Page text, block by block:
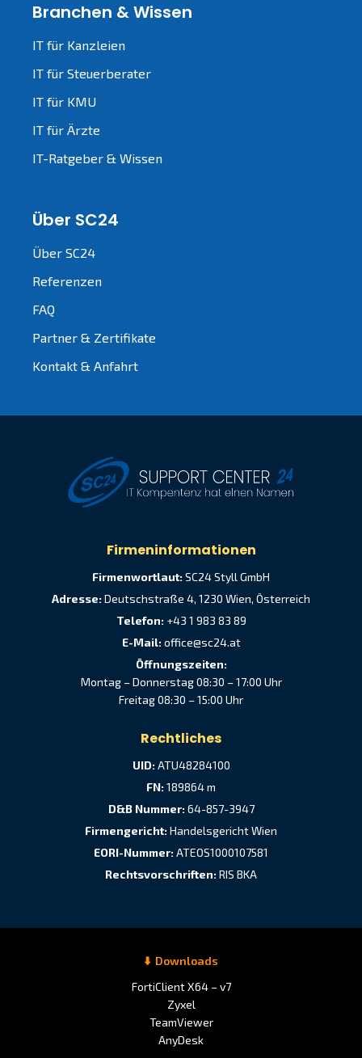
Branchen & Wissen
IT für Kanzleien
IT für Steuerberater
IT für KMU
IT für Ärzte
IT-Ratgeber & Wissen
Über SC24
Über SC24
Referenzen
FAQ
Partner & Zertifikate
Kontakt & Anfahrt
Firmeninformationen
Firmenwortlaut:SC24 Styll GmbH
Adresse:Deutschstraße 4, 1230 Wien, Österreich
Telefon: +43 1 983 83 89
E-Mail: office@sc24.at
Öffnungszeiten:
Montag – Donnerstag 08:30 – 17:00 Uhr
Freitag 08:30 – 15:00 Uhr
Rechtliches
UID:ATU48284100
FN:189864 m
D&B Nummer:64-857-3947
Firmengericht:Handelsgericht Wien
EORI-Nummer:ATEOS1000107581
Rechtsvorschriften:RIS BKA
Downloads
FortiClient X64 – v7
Zyxel
TeamViewer
AnyDesk